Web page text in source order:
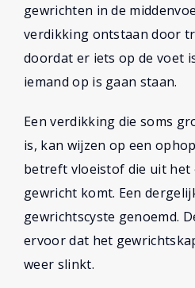
gewrichten in de
verdikking ontstaan door
doordat er iets op de voet
iemand op is gaan staan.
Een verdikking die soms
is, kan wijzen op een
betreft vloeistof die uit het
gewricht komt. Een
gewrichtscyste genoemd.
ervoor dat het
weer slinkt.